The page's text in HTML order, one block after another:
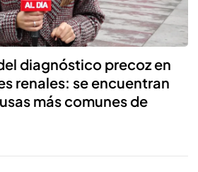
diagnóstico precoz en
renales: se encuentran
más comunes de